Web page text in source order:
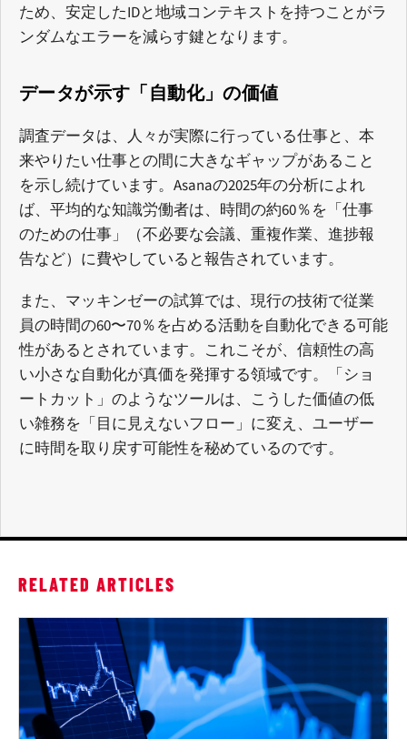
ため、安定したIDと地域コンテキストを持つことがラ
ンダムなエラーを減らす鍵となります。
データが示す「自動化」の価値
調査データは、人々が実際に行っている仕事と、本
来やりたい仕事との間に大きなギャップがあること
を示し続けています。Asanaの2025年の分析によれ
ば、平均的な知識労働者は、時間の約60％を「仕事
のための仕事」（不必要な会議、重複作業、進捗報
告など）に費やしていると報告されています。
また、マッキンゼーの試算では、現行の技術で従業
員の時間の60〜70％を占める活動を自動化できる可能
性があるとされています。これこそが、信頼性の高
い小さな自動化が真価を発揮する領域です。「ショ
ートカット」のようなツールは、こうした価値の低
い雑務を「目に見えないフロー」に変え、ユーザー
に時間を取り戻す可能性を秘めているのです。
RELATED ARTICLES